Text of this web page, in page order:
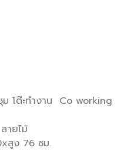
ม โต๊ะทำงาน Co working
ายไม้
สูง 76 ซม.